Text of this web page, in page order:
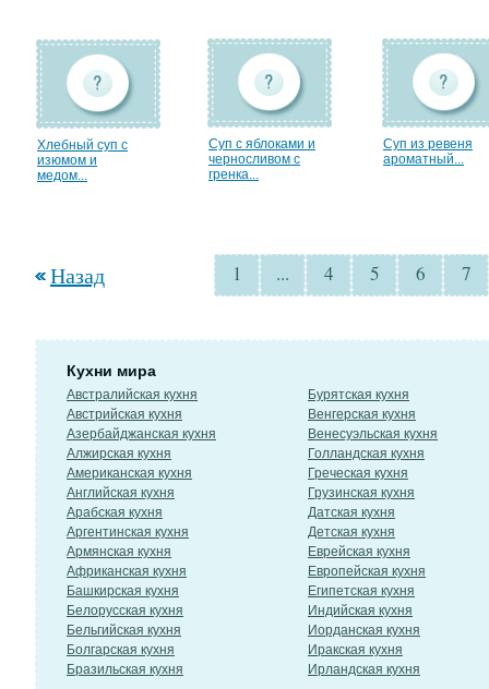
Хлебный суп с
изюмом и
медом...
Суп с яблоками и
черносливом с
гренка...
Суп из ревеня
ароматный...
Назад 1 ... 4 5 6 7
Кухни мира
Австралийская кухня
Австрийская кухня
Азербайджанская кухня
Алжирская кухня
Американская кухня
Английская кухня
Арабская кухня
Аргентинская кухня
Армянская кухня
Африканская кухня
Башкирская кухня
Белорусская кухня
Бельгийская кухня
Болгарская кухня
Бразильская кухня
Бурятская кухня
Венгерская кухня
Венесуэльская кухня
Голландская кухня
Греческая кухня
Грузинская кухня
Датская кухня
Детская кухня
Еврейская кухня
Европейская кухня
Египетская кухня
Индийская кухня
Иорданская кухня
Иракская кухня
Ирландская кухня